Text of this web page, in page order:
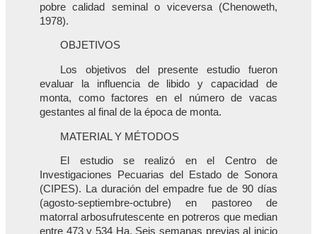
pobre calidad seminal o viceversa (Chenoweth,
1978).
OBJETIVOS
Los objetivos del presente estudio fueron
evaluar la influencia de libido y capacidad de
monta, como factores en el número de vacas
gestantes al final de la época de monta.
MATERIAL Y MÉTODOS
El estudio se realizó en el Centro de
Investigaciones Pecuarias del Estado de Sonora
(CIPES). La duración del empadre fue de 90 días
(agosto-septiembre-octubre) en pastoreo de
matorral arbosufrutescente en potreros que median
entre 473 y 534 Ha. Seis semanas previas al inicio